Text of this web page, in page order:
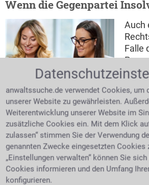
Wenn die Gegenpartei
Mandantin und Anwältin im
Gespräch
Auch
Falle
beim
kann schnell Klärung bringen.
Insolvenzverfahren über das
können eigene Forderungen beim
Insolvenzverwalter angemeldet
KostenfaktorSind die verursachten
der Streitwert, so hat man keinen
anwaltssuche.de verwendet Cookies, um
unserer Website zu gewährleisten.
Weiterentwicklung unserer Website im
zusätzliche Cookies ein. Mit dem Klick
zulassen“ stimmen Sie der Verwendung
genannten Zwecke eingesetzten Cookies
„Einstellungen verwalten“ können Sie
Cookies informieren und den Umfang
konfigurieren.